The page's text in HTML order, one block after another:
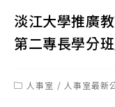
淡江大學推廣
第二專長學分
Post人事室 / 人事室最新